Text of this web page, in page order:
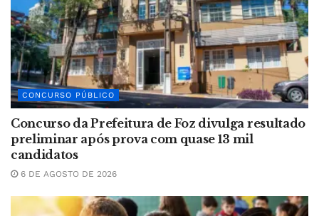
CONCURSO PÚBLICO
Concurso da Prefeitura de Foz divulga resultado
preliminar após prova com quase 13 mil
candidatos
6 DE AGOSTO DE 2026